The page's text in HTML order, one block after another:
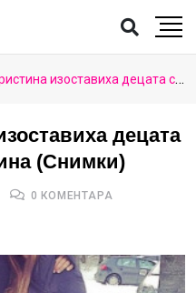
децата си навръх Нова година (Снимки)
децата
(Снимки)
0 КОМЕНТАРА